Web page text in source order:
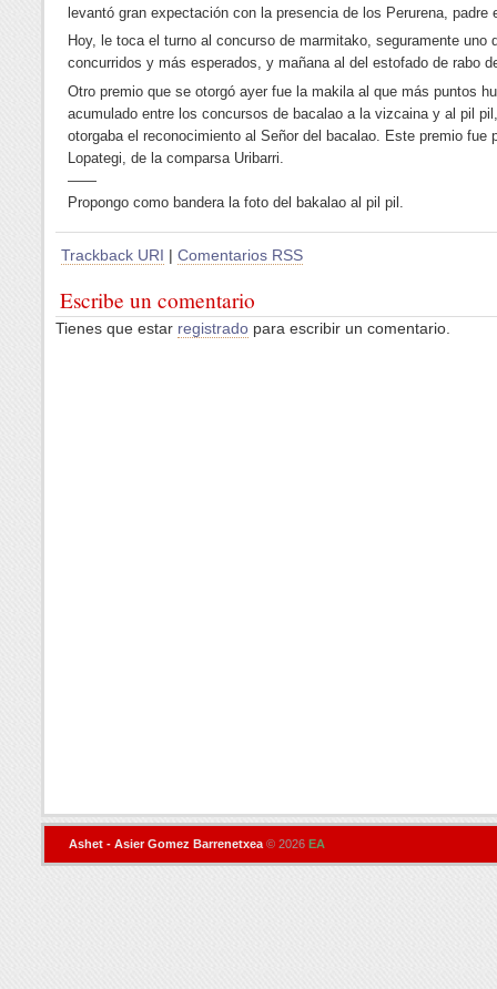
levantó gran expectación con la presencia de los Perurena, padre
Hoy, le toca el turno al concurso de marmitako, seguramente uno
concurridos y más esperados, y mañana al del estofado de rabo
Otro premio que se otorgó ayer fue la makila al que más puntos
acumulado entre los concursos de bacalao a la vizcaina y al pil
otorgaba el reconocimiento al Señor del bacalao. Este premio fue
Lopategi, de la comparsa Uribarri.
——
Propongo como bandera la foto del bakalao al pil pil.
Trackback URI | Comentarios RSS
Escribe un comentario
Tienes que estar registrado para escribir un comentario.
Ashet - Asier Gomez Barrenetxea © 2026 EA